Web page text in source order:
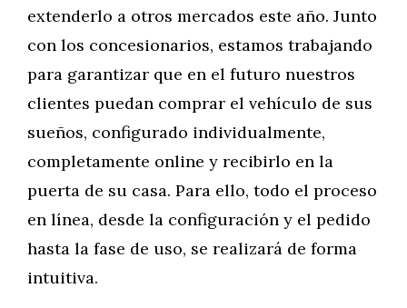
extenderlo a otros mercados este año. Junto
con los concesionarios, estamos trabajando
para garantizar que en el futuro nuestros
clientes puedan comprar el vehículo de sus
sueños, configurado individualmente,
completamente online y recibirlo en la
puerta de su casa. Para ello, todo el proceso
en línea, desde la configuración y el pedido
hasta la fase de uso, se realizará de forma
intuitiva.